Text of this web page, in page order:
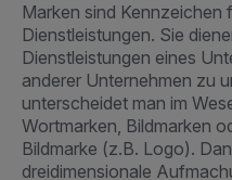
Marken sind Kennzeichen
Dienstleistungen. Sie
Dienstleistungen eines
anderer Unternehmen zu
unterscheidet man im
Wortmarken, Bildmarken
Bildmarke (z.B. Logo).
dreidimensionale